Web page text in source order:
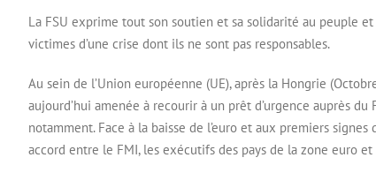
La FSU exprime tout son soutien et sa solidarité au peuple
victimes d’une crise dont ils ne sont pas responsables.
Au sein de l’Union européenne (UE), après la Hongrie
aujourd’hui amenée à recourir à un prêt d’urgence auprès
notamment. Face à la baisse de l’euro et aux premiers
accord entre le FMI, les exécutifs des pays de la zone euro